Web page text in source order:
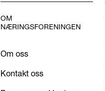
OM
NÆRINGSFORENINGEN
Om oss
Kontakt oss